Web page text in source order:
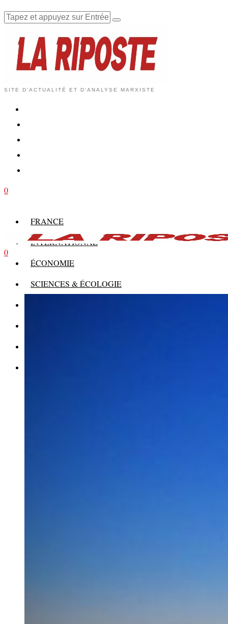
SITE D'ACTUALITÉ ET D'ANALYSE MARXISTE
0
FRANCE
INTERNATIONAL
ÉCONOMIE
SCIENCES & ÉCOLOGIE
0